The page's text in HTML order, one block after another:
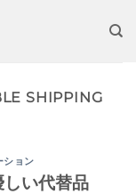
SHIPPING
ション
い代替品